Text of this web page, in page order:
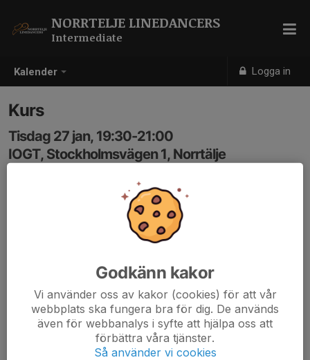
Kalender Logga in
NORRTELJE LINEDANCERS
Intermediate
Kurs
Tisdag 27 jan, 19:30-21:00
IOGT, Stockholmsvägen 1, Norrtälje
Godkänn kakor
Vi använder oss av kakor (cookies) för att vår
webbplats ska fungera bra för dig. De används
även för webbanalys i syfte att hjälpa oss att
förbättra våra tjänster.
Så använder vi cookies